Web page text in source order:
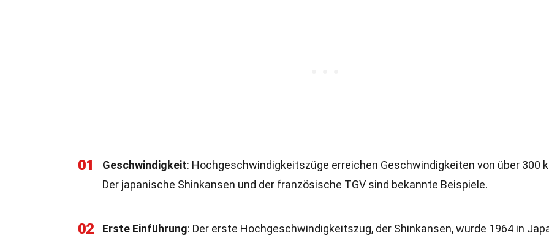
01 Geschwindigkeit: Hochgeschwindigkeitszüge erreichen Geschwindigkeiten von über 300
Der japanische Shinkansen und der französische TGV sind bekannte Beispiele.
02 Erste Einführung: Der erste Hochgeschwindigkeitszug, der Shinkansen, wurde 1964 in